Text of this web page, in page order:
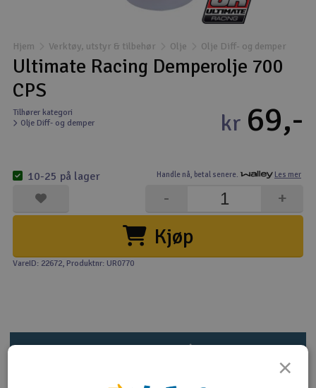
Droner
Droner for FPV
Fly
Helikopter
Kamerautstyr
Modellbygging, LEGO & byggesett
Modelljernbane
Outlet
Hjem Verktøy, utstyr & tilbehør Olje Olje Diff- og demper
Ultimate Racing Demperolje 700
CPS
Tilhører kategori
Olje Diff- og demper
Handle nå, betal senere. Les mer
kr 69,-
Kjøp
+
-
10-25 på lager
VareID: 22672, Produktnr: UR0770
×